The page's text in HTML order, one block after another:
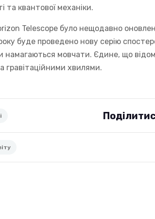
та квантової механіки.
Telescope було нещодавно
буде проведено нову серію
намагаються мовчати. Єдине, що
гравітаційними хвилями.